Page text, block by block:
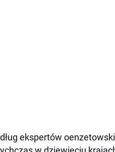
ekspertów